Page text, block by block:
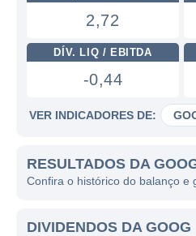
2,72
DÍV. LIQ / EBITDA
-0,44
VER INDICADORES DE:
RESULTADOS DA
Confira o histórico do balanço e
DIVIDENDOS DA GOOG